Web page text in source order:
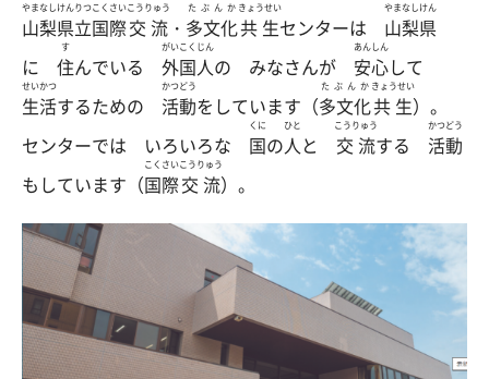
山梨
やまなし
県立
けんりつ
国際
こくさい
交流
こうりゅう
・ 多文化
たぶんか
共生
きょうせい
センターは 山梨県
やまなしけん
に 住
す
んでいる 外国人
がいこくじん
の みなさんが 安心
あんしん
して
生活
せいかつ
するための 活動
かつどう
をしています（多文化
たぶんか
共生
きょうせい
）。
センターでは いろいろな 国
くに
の人
ひと
と 交流
こうりゅう
する 活動
かつどう
もしています（国際
こくさい
交流
こうりゅう
）。